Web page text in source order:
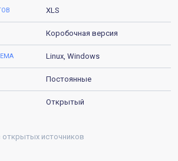
XLS
Коробочная версия
Linux, Windows
Постоянные
Открытый
источников